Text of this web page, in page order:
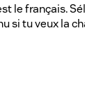
le français.
si tu veux la